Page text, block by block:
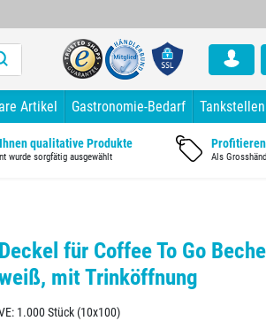
Artikel Gastronomie-Bedarf
qualitative Produkte
wurde sorgfätig ausgewählt Als
Deckel für Coffee To Go
mit Trinköffnung
1.000 Stück (10x100)